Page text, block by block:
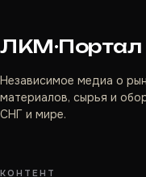
ЛКМ·Портал
Независимое медиа о
материалов, сырья и
СНГ и мире.
КОНТЕНТ